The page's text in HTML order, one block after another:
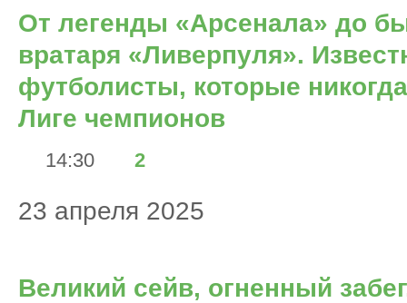
От легенды «Арсенала» до
вратаря «Ливерпуля».
футболисты, которые
Лиге чемпионов
14:30 2
23 апреля 2025
Великий сейв, огненный